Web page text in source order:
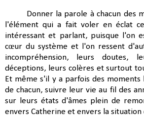
Donner la parole à chacun des
l'élément qui a fait voler en éclat
intéressant et parlant, puisque l'on
cœur du système et l'on ressent
incompréhension, leurs doutes,
déceptions, leurs colères et surtout
Et même s'il y a parfois des moments
de chacun, suivre leur vie au fil des
sur leurs états d'âmes plein de
envers Catherine et envers la